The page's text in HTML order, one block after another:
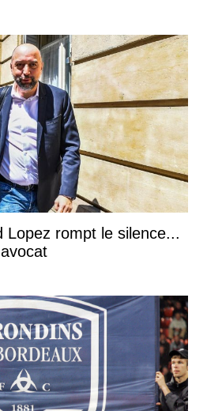
Lopez rompt le silence...